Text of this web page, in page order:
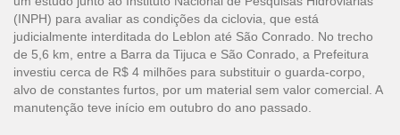
(INPH) para avaliar as condições da ciclovia, que está
judicialmente interditada do Leblon até São Conrado. No trecho
de 5,6 km, entre a Barra da Tijuca e São Conrado, a Prefeitura
investiu cerca de R$ 4 milhões para substituir o guarda-corpo,
alvo de constantes furtos, por um material sem valor comercial. A
manutenção teve início em outubro do ano passado.